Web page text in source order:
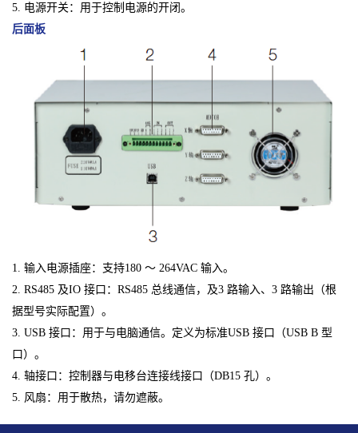
5. 电源开关：用于控制电源的开闭。
后面板
1. 输入电源插座：支持180 ～ 264VAC 输入。
2. RS485 及IO 接口：RS485 总线通信，及3 路输入、3 路输出（根
据型号实际配置）。
3. USB 接口：用于与电脑通信。定义为标准USB 接口（USB B 型
口）。
4. 轴接口：控制器与电移台连接线接口（DB15 孔）。
5. 风扇：用于散热，请勿遮蔽。